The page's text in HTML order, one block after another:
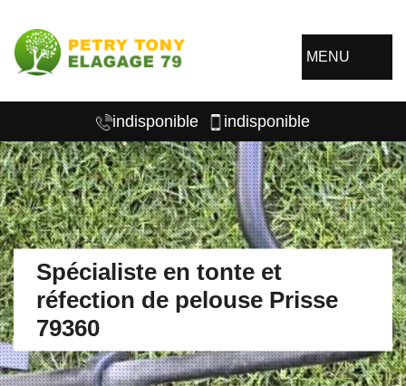
MENU
indisponible indisponible
Spécialiste en tonte et
réfection de pelouse Prisse
79360